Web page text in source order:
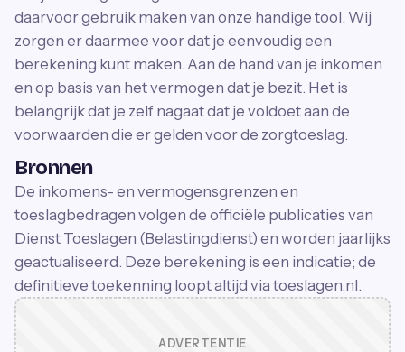
daarvoor gebruik maken van onze handige tool. Wij
zorgen er daarmee voor dat je eenvoudig een
berekening kunt maken. Aan de hand van je inkomen
en op basis van het vermogen dat je bezit. Het is
belangrijk dat je zelf nagaat dat je voldoet aan de
voorwaarden die er gelden voor de zorgtoeslag.
Bronnen
De inkomens- en vermogensgrenzen en
toeslagbedragen volgen de officiële publicaties van
Dienst Toeslagen (Belastingdienst) en worden jaarlijks
geactualiseerd. Deze berekening is een indicatie; de
definitieve toekenning loopt altijd via toeslagen.nl.
ADVERTENTIE